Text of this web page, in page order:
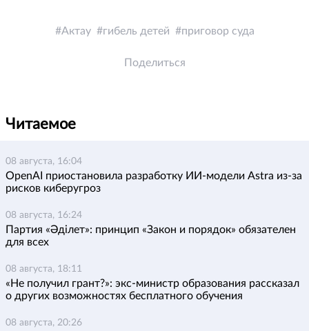
Актау гибель детей приговор суда
Поделиться
Читаемое
08 августа, 16:04
OpenAI приостановила разработку ИИ-модели Astra из-за
рисков киберугроз
08 августа, 16:24
Партия «Әділет»: принцип «Закон и порядок» обязателен
для всех
08 августа, 18:11
«Не получил грант?»: экс-министр образования рассказал
о других возможностях бесплатного обучения
08 августа, 20:26